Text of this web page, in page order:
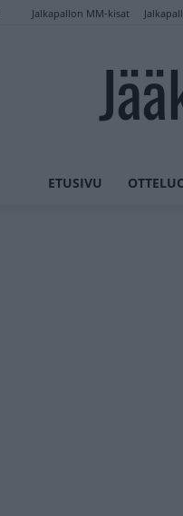
Jalkapallon MM-kisat
ETUSIVU